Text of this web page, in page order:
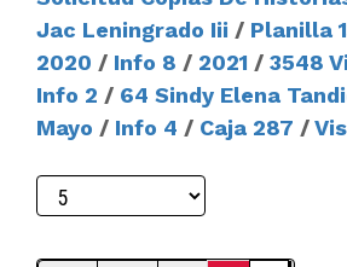
Jac Leningrado Iii / Planilla
2020 / Info 8 / 2021 / 3548
Info 2 / 64 Sindy Elena
Mayo / Info 4 / Caja 287 /